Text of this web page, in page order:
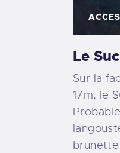
Le
Sur la
17m, le